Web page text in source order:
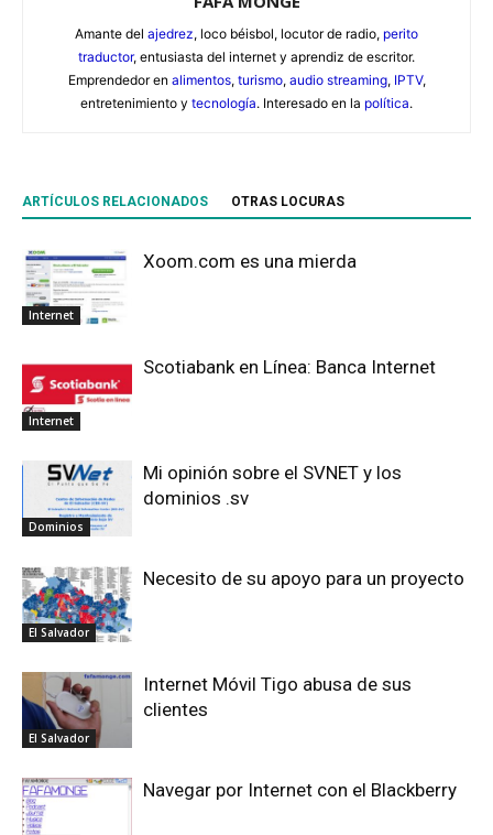
Amante del ajedrez, loco béisbol, locutor de radio, perito
traductor, entusiasta del internet y aprendiz de escritor.
Emprendedor en alimentos, turismo, audio streaming, IPTV,
entretenimiento y tecnología. Interesado en la política.
ARTÍCULOS RELACIONADOS OTRAS LOCURAS
Internet
Xoom.com es una mierda
Internet
Scotiabank en Línea: Banca Internet
Dominios
Mi opinión sobre el SVNET y los
dominios .sv
El Salvador
Necesito de su apoyo para un proyecto
El Salvador
Internet Móvil Tigo abusa de sus
clientes
Navegar por Internet con el Blackberry